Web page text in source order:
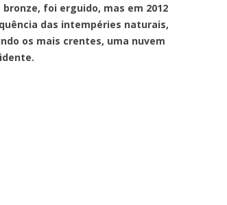
foi erguido, mas em 2012
das intempéries naturais,
os mais crentes, uma nuvem